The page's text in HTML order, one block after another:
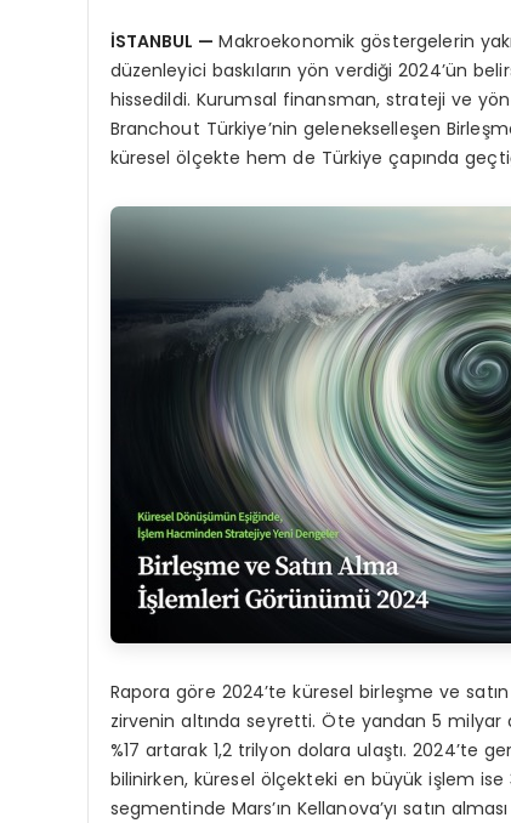
İSTANBUL —Makroekonomik göstergelerin
düzenleyici baskıların yön verdiği 2024’ün
hissedildi. Kurumsal finansman, strateji ve
Branchout Türkiye’nin gelenekselleşen
küresel ölçekte hem de Türkiye çapında
Rapora göre 2024’te küresel birleşme ve
zirvenin altında seyretti. Öte yandan 5 milyar
%17 artarak 1,2 trilyon dolara ulaştı. 2024’te
bilinirken, küresel ölçekteki en büyük işlem
segmentinde Mars’ın Kellanova’yı satın